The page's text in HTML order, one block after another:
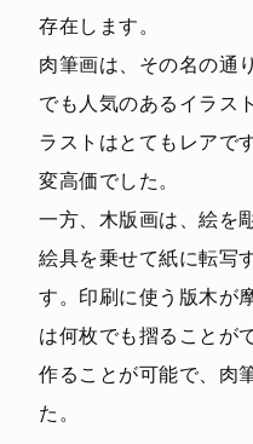
存在します。
肉筆画は、その名の通
でも人気のあるイラス
ラストはとてもレアで
変高価でした。
一方、木版画は、絵を
絵具を乗せて紙に転写
す。印刷に使う版木が
は何枚でも摺ることが
作ることが可能で、肉
た。